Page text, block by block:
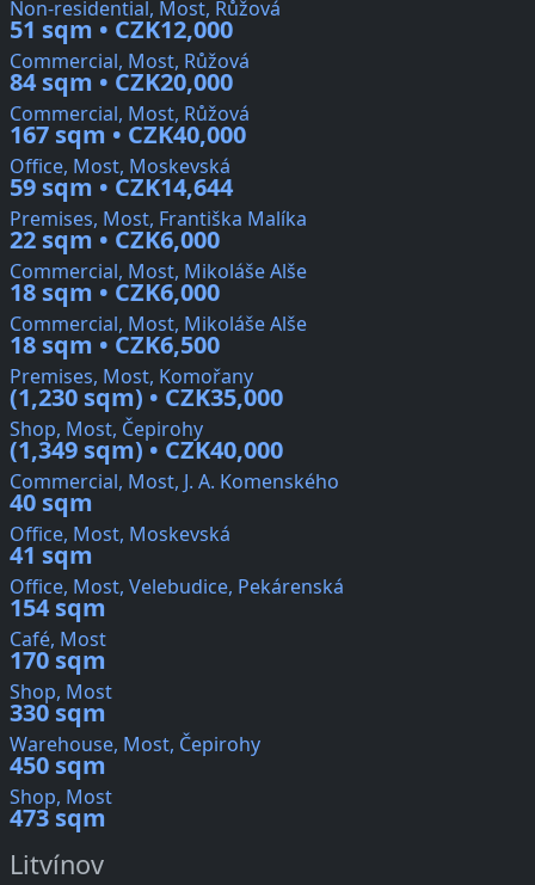
Non-residential, Most, Růžová
51 sqm • CZK12,000
Commercial, Most, Růžová
84 sqm • CZK20,000
Commercial, Most, Růžová
167 sqm • CZK40,000
Office, Most, Moskevská
59 sqm • CZK14,644
Premises, Most, Františka Malíka
22 sqm • CZK6,000
Commercial, Most, Mikoláše Alše
18 sqm • CZK6,000
Commercial, Most, Mikoláše Alše
18 sqm • CZK6,500
Premises, Most, Komořany
(1,230 sqm) • CZK35,000
Shop, Most, Čepirohy
(1,349 sqm) • CZK40,000
Commercial, Most, J. A. Komenského
40 sqm
Office, Most, Moskevská
41 sqm
Office, Most, Velebudice, Pekárenská
154 sqm
Café, Most
170 sqm
Shop, Most
330 sqm
Warehouse, Most, Čepirohy
450 sqm
Shop, Most
473 sqm
Litvínov